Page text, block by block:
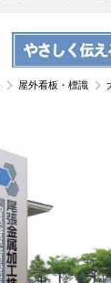
屋外看板・標識